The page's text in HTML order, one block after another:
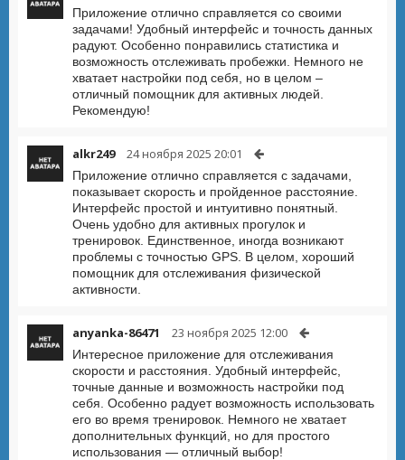
Приложение отлично справляется со своими
задачами! Удобный интерфейс и точность данных
радуют. Особенно понравились статистика и
возможность отслеживать пробежки. Немного не
хватает настройки под себя, но в целом –
отличный помощник для активных людей.
Рекомендую!
alkr249 24 ноября 2025 20:01
Приложение отлично справляется с задачами,
показывает скорость и пройденное расстояние.
Интерфейс простой и интуитивно понятный.
Очень удобно для активных прогулок и
тренировок. Единственное, иногда возникают
проблемы с точностью GPS. В целом, хороший
помощник для отслеживания физической
активности.
anyanka-86471 23 ноября 2025 12:00
Интересное приложение для отслеживания
скорости и расстояния. Удобный интерфейс,
точные данные и возможность настройки под
себя. Особенно радует возможность использовать
его во время тренировок. Немного не хватает
дополнительных функций, но для простого
использования — отличный выбор!